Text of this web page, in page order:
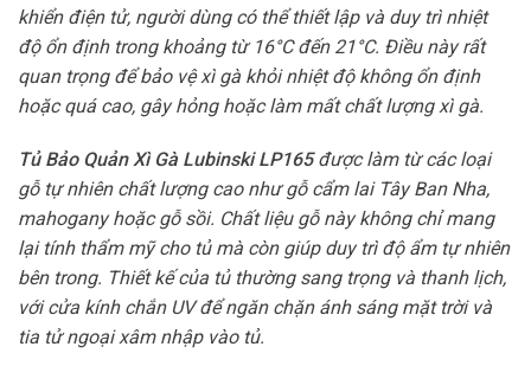
khiển điện tử, người dùng có thể thiết lập và duy trì nhiệt
độ ổn định trong khoảng từ 16°C đến 21°C. Điều này rất
quan trọng để bảo vệ xì gà khỏi nhiệt độ không ổn định
hoặc quá cao, gây hỏng hoặc làm mất chất lượng xì gà.
Tủ Bảo Quản Xì Gà Lubinski LP165được làm từ các loại
gỗ tự nhiên chất lượng cao như gỗ cẩm lai Tây Ban Nha,
mahogany hoặc gỗ sồi. Chất liệu gỗ này không chỉ mang
lại tính thẩm mỹ cho tủ mà còn giúp duy trì độ ẩm tự nhiên
bên trong. Thiết kế của tủ thường sang trọng và thanh lịch,
với cửa kính chắn UV để ngăn chặn ánh sáng mặt trời và
tia tử ngoại xâm nhập vào tủ.